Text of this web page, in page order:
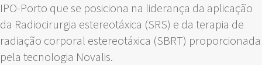
IPO-Porto que se posiciona na liderança da aplicação
da Radiocirurgia estereotáxica (SRS) e da terapia de
radiação corporal estereotáxica (SBRT) proporcionada
pela tecnologia Novalis.